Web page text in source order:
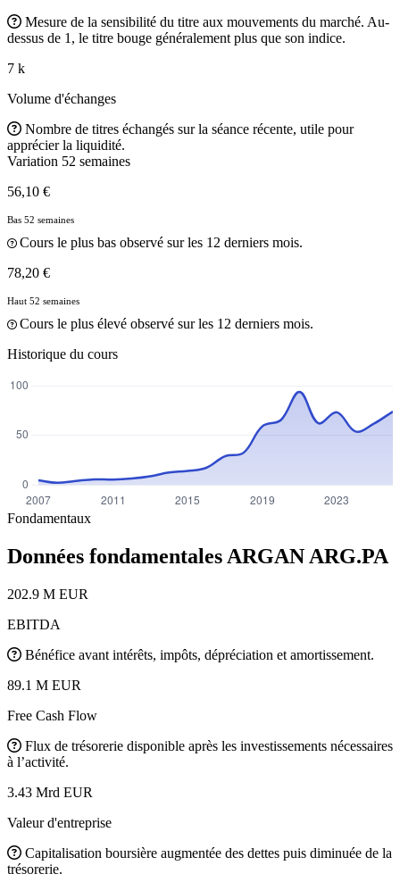
Mesure de la sensibilité du titre aux mouvements du marché. Au-
dessus de 1, le titre bouge généralement plus que son indice.
7 k
Volume d'échanges
Nombre de titres échangés sur la séance récente, utile pour
apprécier la liquidité.
Variation 52 semaines
56,10 €
Bas 52 semaines
Cours le plus bas observé sur les 12 derniers mois.
78,20 €
Haut 52 semaines
Cours le plus élevé observé sur les 12 derniers mois.
Historique du cours
Fondamentaux
Données fondamentales ARGAN ARG.PA
202.9 M EUR
EBITDA
Bénéfice avant intérêts, impôts, dépréciation et amortissement.
89.1 M EUR
Free Cash Flow
Flux de trésorerie disponible après les investissements nécessaires
à l’activité.
3.43 Mrd EUR
Valeur d'entreprise
Capitalisation boursière augmentée des dettes puis diminuée de la
trésorerie.